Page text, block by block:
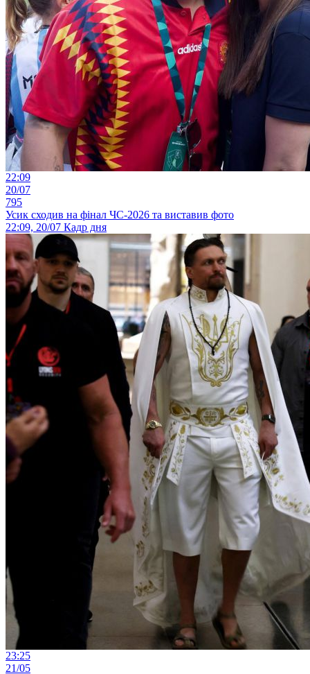
22:09
20/07
795
Усик сходив на фінал ЧС-2026 та виставив фото
22:09, 20/07 Кадр дня
23:25
21/05